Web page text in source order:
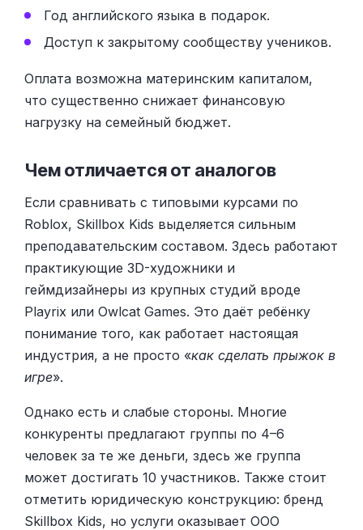
Год английского языка в подарок.
Доступ к закрытому сообществу учеников.
Оплата возможна материнским капиталом,
что существенно снижает финансовую
нагрузку на семейный бюджет.
Чем отличается от аналогов
Если сравнивать с типовыми курсами по
Roblox, Skillbox Kids выделяется сильным
преподавательским составом. Здесь работают
практикующие 3D-художники и
геймдизайнеры из крупных студий вроде
Playrix или Owlcat Games. Это даёт ребёнку
понимание того, как работает настоящая
индустрия, а не просто «как сделать прыжок в
игре».
Однако есть и слабые стороны. Многие
конкуренты предлагают группы по 4–6
человек за те же деньги, здесь же группа
может достигать 10 участников. Также стоит
отметить юридическую конструкцию: бренд
Skillbox Kids, но услуги оказывает ООО